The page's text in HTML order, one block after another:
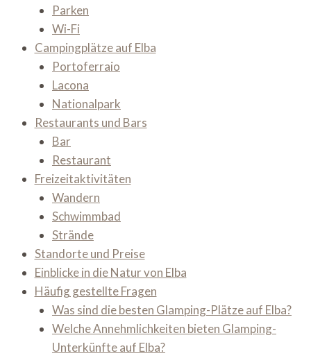
Parken
Wi-Fi
Campingplätze auf Elba
Portoferraio
Lacona
Nationalpark
Restaurants und Bars
Bar
Restaurant
Freizeitaktivitäten
Wandern
Schwimmbad
Strände
Standorte und Preise
Einblicke in die Natur von Elba
Häufig gestellte Fragen
Was sind die besten Glamping-Plätze auf Elba?
Welche Annehmlichkeiten bieten Glamping-
Unterkünfte auf Elba?